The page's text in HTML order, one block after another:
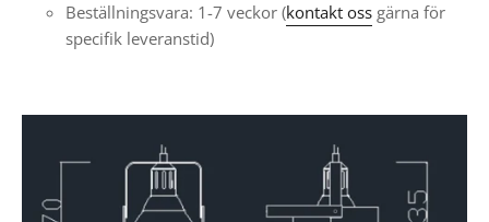
Beställningsvara: 1-7 veckor (kontakt oss gärna för
specifik leveranstid)